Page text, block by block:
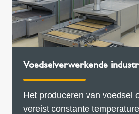
Voedselverwerkende
Het produceren van voedsel
vereist constante